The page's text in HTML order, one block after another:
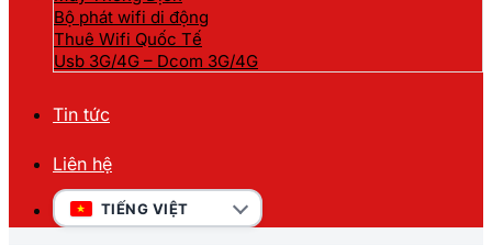
Bộ phát wifi di động
Thuê Wifi Quốc Tế
Usb 3G/4G – Dcom 3G/4G
Tin tức
Liên hệ
TIẾNG VIỆT